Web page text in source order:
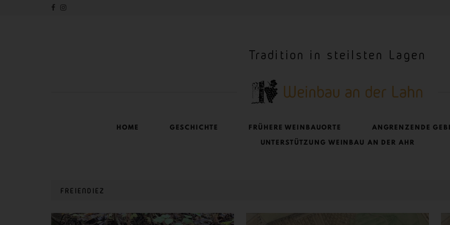
Tradition in steilsten Lagen
HOME GESCHICHTE FRÜHERE WEINBAUORTE
ANGRENZENDE
UNTERSTÜTZUNG WEINBAU AN DER AHR
FREIENDIEZ